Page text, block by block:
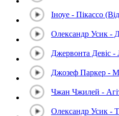
Іноуе - Пікассо
Олександр Усик -
Джервонта Девіс
Джозеф Паркер -
Чжан Чжилей -
Олександр Усик -